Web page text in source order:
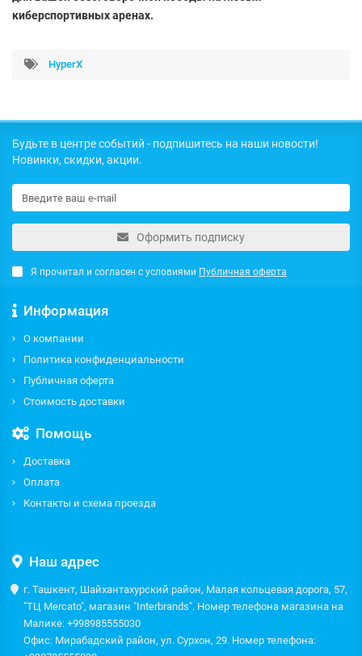
киберспортивных аренах.
HyperX
Будьте в центре событий - подпишитесь на наши новости!
Новинки, скидки, акции.
Оформить подписку
Я прочитал и согласен с условиями Публичная оферта
Информация
О компании
Политика конфиденциальности
Публичная оферта
Стоимость доставки
Помощь
Доставка
Оплата
Контакты и схема проезда
Наш адрес
г. Ташкент, Шайхантахурский район, Малая кольцевая дорога, 57,
"ТЦ Mercato", магазин "Interbrands". Номер телефона магазина на
Малике: +998985555030
Офис: Мирабадский район, ул. Сурхон, 29. Номер телефона: